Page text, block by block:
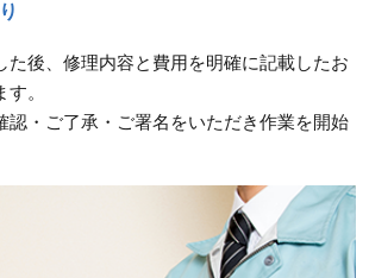
た後、修理内容と費用を明確に記載したお
。
認・ご了承・ご署名をいただき作業を開始